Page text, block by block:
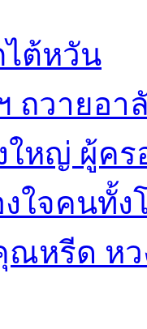
ไต้หวัน
ถวายอา
ใหญ่ ผู้คร
ใจคนทั้ง
ณหรีด หว